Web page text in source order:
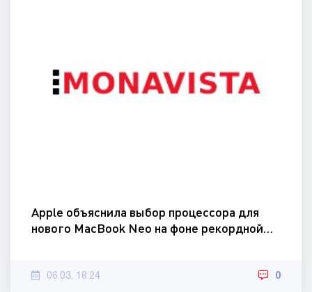
Apple объяснила выбор процессора для
нового MacBook Neo на фоне рекордной…
06.03, 18:24 0